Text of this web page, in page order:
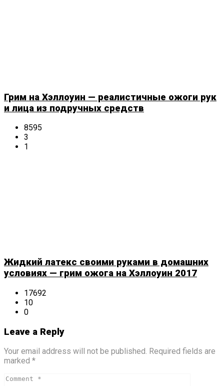
Грим на Хэллоуин — реалистичные ожоги рук
и лица из подручных средств
8595
3
1
Жидкий латекс своими руками в домашних
условиях — грим ожога на Хэллоуин 2017
17692
10
0
Leave a Reply
Your email address will not be published. Required fields are
marked *